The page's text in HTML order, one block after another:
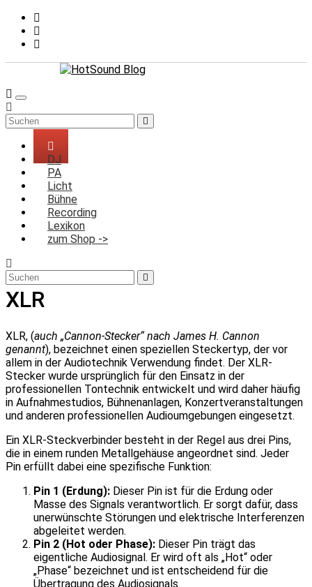
Zum
Inhalt
springen
DJ
PA
Licht
Bühne
Recording
Lexikon
zum Shop ->
XLR
XLR, (auch „Cannon-Stecker“ nach James H. Cannon
genannt), bezeichnet einen speziellen Steckertyp, der vor
allem in der Audiotechnik Verwendung findet. Der XLR-
Stecker wurde ursprünglich für den Einsatz in der
professionellen Tontechnik entwickelt und wird daher häufig
in Aufnahmestudios, Bühnenanlagen, Konzertveranstaltungen
und anderen professionellen Audioumgebungen eingesetzt.
Ein XLR-Steckverbinder besteht in der Regel aus drei Pins,
die in einem runden Metallgehäuse angeordnet sind. Jeder
Pin erfüllt dabei eine spezifische Funktion:
Pin 1 (Erdung): Dieser Pin ist für die Erdung oder
Masse des Signals verantwortlich. Er sorgt dafür, dass
unerwünschte Störungen und elektrische Interferenzen
abgeleitet werden.
Pin 2 (Hot oder Phase): Dieser Pin trägt das
eigentliche Audiosignal. Er wird oft als „Hot“ oder
„Phase“ bezeichnet und ist entscheidend für die
Übertragung des Audiosignals.